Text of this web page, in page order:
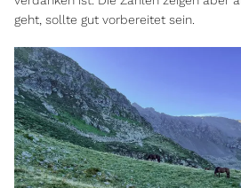
geht, sollte gut vorbereitet sein.